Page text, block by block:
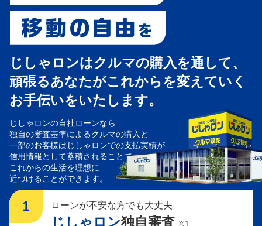
じしゃロンはクルマの購入を通して、
頑張るあなたがこれからを変えていく
お手伝いをいたします。
じしゃロンの自社ローンなら
独自の審査基準によるクルマの購入と
一部のお客様はじしゃロンでの支払実績が
信用情報として蓄積されることで、
これからの生活を理想に
近づけることができます。
1 ローンが不安な方でも大丈夫
じしゃロン独自審査※1